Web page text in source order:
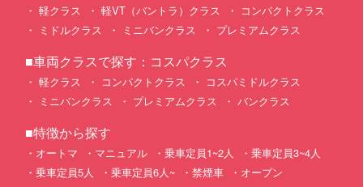
軽クラス 軽VT（バントラ）クラス
コンパクトクラス
ミドルクラス
ミニバンクラス プレミアムクラス
■車両クラスで探す：コスパクラス
軽クラス コンパクトクラス
コスパミドルクラス
ミニバンクラス
プレミアムクラス バンクラス
■特徴から探す
オートマ マニュアル 乗車定員1~2人
乗車定員3~4人
乗車定員5人
乗車定員6人~ 禁煙車
オープン